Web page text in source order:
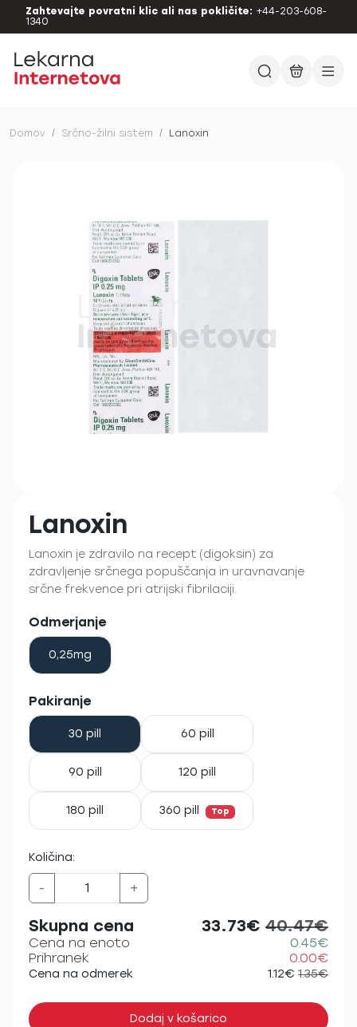
Zahtevajte povratni klic ali nas pokličite: +44-203-608-
1340
Domov / Srčno-žilni sistem / Lanoxin
Lanoxin
Lanoxin je zdravilo na recept (digoksin) za
zdravljenje srčnega popuščanja in uravnavanje
srčne frekvence pri atrijski fibrilaciji.
Odmerjanje
0,25mg
Pakiranje
30 pill 60 pill
90 pill 120 pill
180 pill 360 pill Top
Količina:
- +
Skupna cena 33.73€ 40.47€
Cena na enoto
0.45€
Prihranek
0.00€
Cena na odmerek 1.12€ 1.35€
Dodaj v košarico